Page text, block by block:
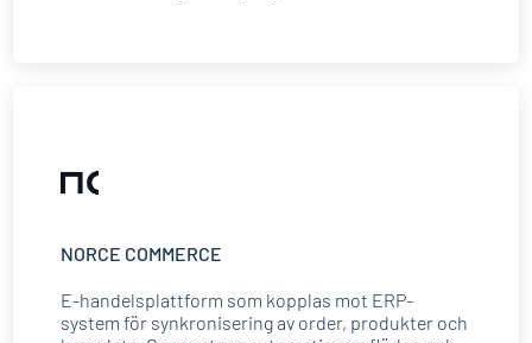
NORCE COMMERCE
E-handelsplattform som kopplas mot ERP-
system för synkronisering av order, produkter och